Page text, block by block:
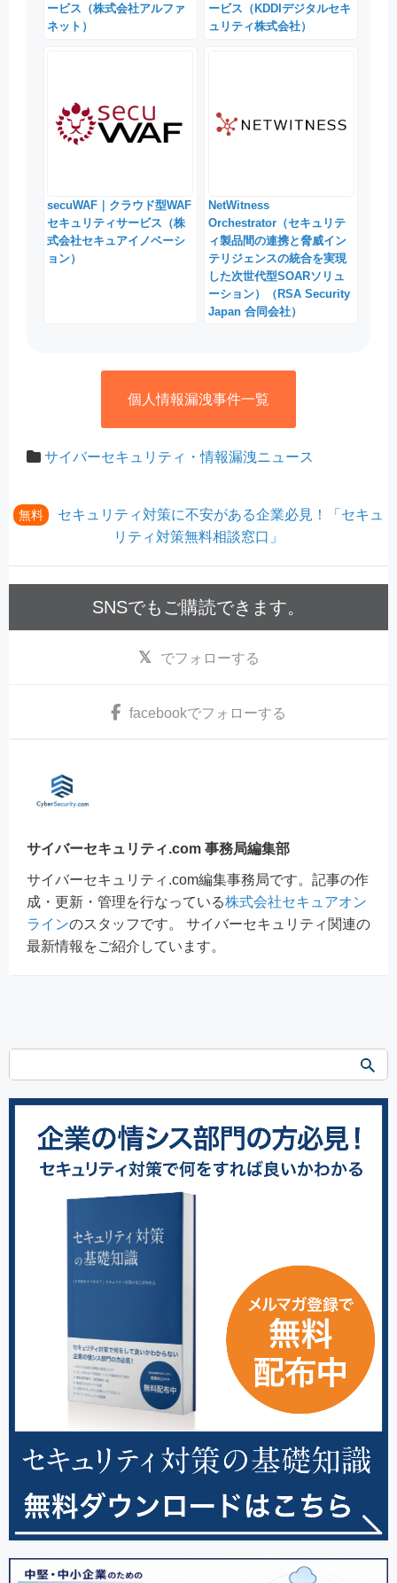
ービス（株式会社アルファ
ネット）
ービス（KDDIデジタルセキ
ュリティ株式会社）
secuWAF｜クラウド型WAF
セキュリティサービス（株
式会社セキュアイノベーシ
ョン）
NetWitness
Orchestrator（セキュリテ
ィ製品間の連携と脅威イン
テリジェンスの統合を実現
した次世代型SOARソリュ
ーション）（RSA Security
Japan 合同会社）
個人情報漏洩事件一覧
サイバーセキュリティ・情報漏洩ニュース
無料
セキュリティ対策に不安がある企業必見！「セキュ
リティ対策無料相談窓口」
SNSでもご購読できます。
でフォローする
facebookでフォローする
サイバーセキュリティ.com 事務局編集部
サイバーセキュリティ.com編集事務局です。記事の作
成・更新・管理を行なっている株式会社セキュアオン
ラインのスタッフです。 サイバーセキュリティ関連の
最新情報をご紹介しています。